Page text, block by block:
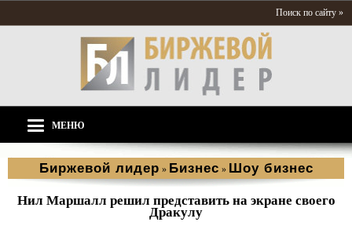
Поиск по сайту »
МЕНЮ
Биржевой лидер » Бизнес » Шоу бизнес
Нил Маршалл решил представить на экране своего
Дракулу